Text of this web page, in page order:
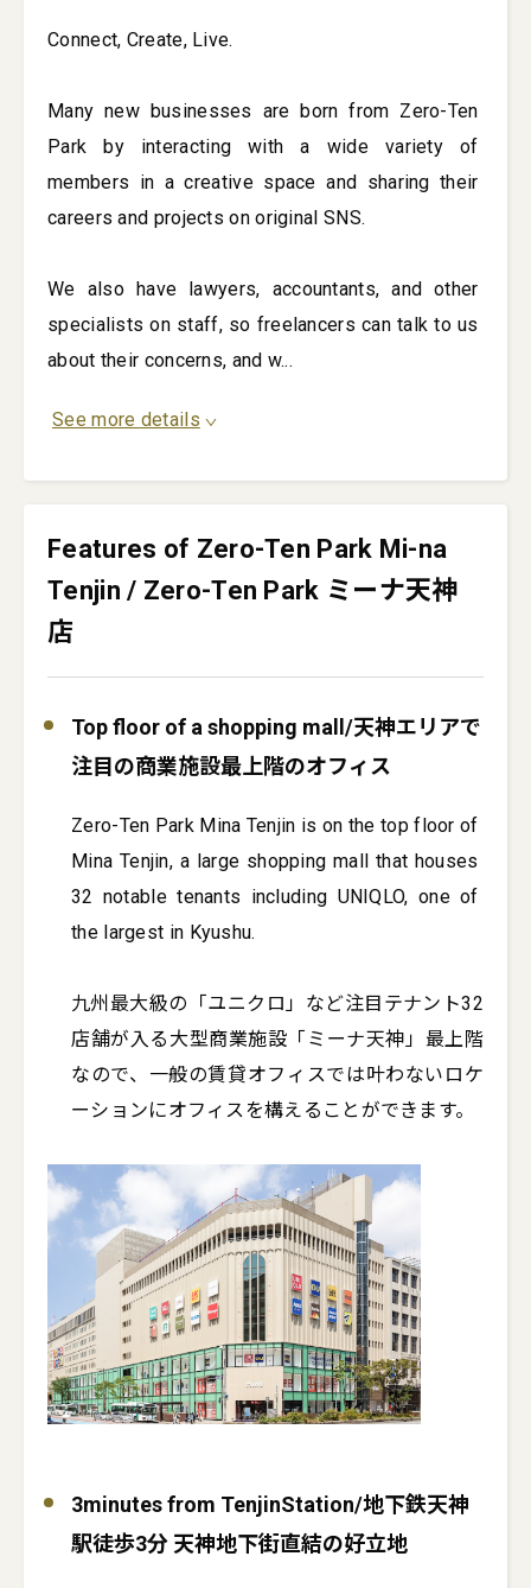
Connect, Create, Live.
Many new businesses are born from Zero-Ten
Park by interacting with a wide variety of
members in a creative space and sharing their
careers and projects on original SNS.
We also have lawyers, accountants, and other
specialists on staff, so freelancers can talk to us
about their concerns, and w...
See more details
Features of Zero-Ten Park Mi-na
Tenjin / Zero-Ten Park ミーナ天神
店
Top floor of a shopping mall/天神エリアで
注目の商業施設最上階のオフィス
Zero-Ten Park Mina Tenjin is on the top floor of
Mina Tenjin, a large shopping mall that houses
32 notable tenants including UNIQLO, one of
the largest in Kyushu.
九州最大級の「ユニクロ」など注目テナント32
店舗が入る大型商業施設「ミーナ天神」最上階
なので、一般の賃貸オフィスでは叶わないロケ
ーションにオフィスを構えることができます。
3minutes from TenjinStation/地下鉄天神
駅徒歩3分 天神地下街直結の好立地